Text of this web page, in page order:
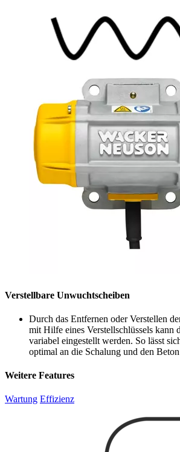
Verstellbare Unwuchtscheiben
Durch das Entfernen oder Verstellen
mit Hilfe eines Verstellschlüssels kann
variabel eingestellt werden. So lässt
optimal an die Schalung und den Beton
Weitere Features
Wartung Effizienz